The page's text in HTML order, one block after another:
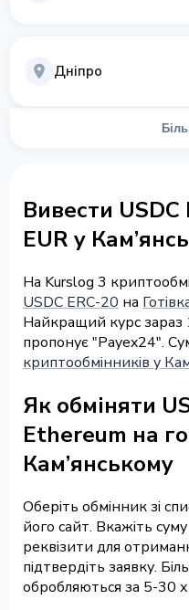
Дніпро
Вивести USDC
EUR у
На Kurslog 3
USDC ERC-20 на
Найкращий курс зараз
пропонує "Payex24".
криптообмінників у
Як обміняти
Ethereum на
Кам’янському
Оберіть обмінник зі
його сайт. Вкажіть
реквізити для
підтвердіть заявку.
обробляються за 5-30